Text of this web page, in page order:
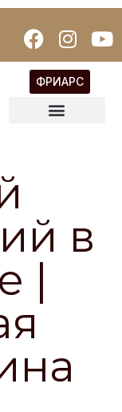
ФРИАРС
в
|